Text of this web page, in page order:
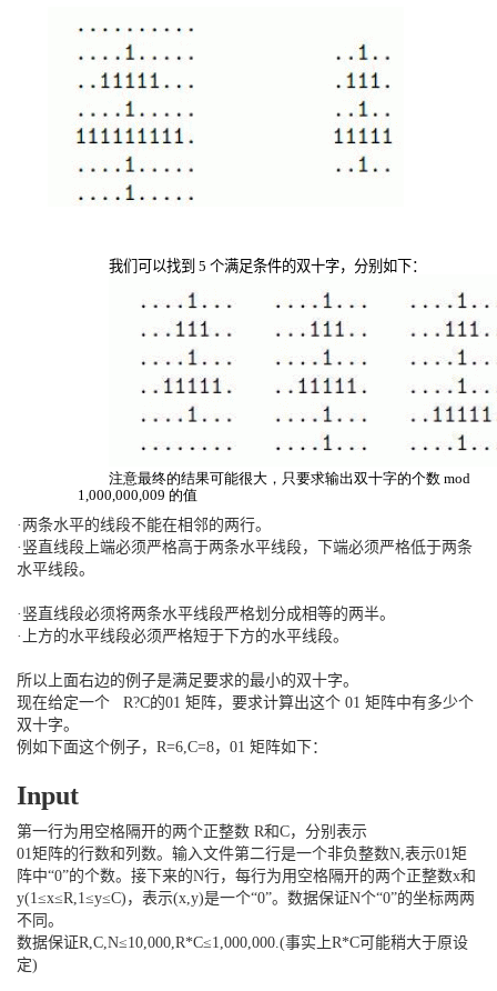
我们可以找到 5 个满足条件的双十字，分别如下：
注意最终的结果可能很大，只要求输出双十字的个数mod
1,000,000,009 的值
·两条水平的线段不能在相邻的两行。
·竖直线段上端必须严格高于两条水平线段，下端必须严格低于两条
水平线段。
·竖直线段必须将两条水平线段严格划分成相等的两半。
·上方的水平线段必须严格短于下方的水平线段。
所以上面右边的例子是满足要求的最小的双十字。
现在给定一个 R?C的01 矩阵，要求计算出这个 01 矩阵中有多少个
双十字。
例如下面这个例子，R=6,C=8，01 矩阵如下：
Input
第一行为用空格隔开的两个正整数 R和C，分别表示
01矩阵的行数和列数。输入文件第二行是一个非负整数N,表示01矩
阵中“0”的个数。接下来的N行，每行为用空格隔开的两个正整数x和
y(1≤x≤R,1≤y≤C)，表示(x,y)是一个“0”。数据保证N个“0”的坐标两两
不同。
数据保证R,C,N≤10,000,R*C≤1,000,000.(事实上R*C可能稍大于原设
定)